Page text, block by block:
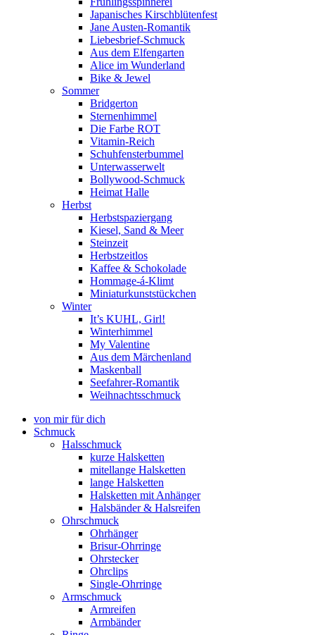
Japanisches Kirschblütenfest
Jane Austen-Romantik
Liebesbrief-Schmuck
Aus dem Elfengarten
Alice im Wunderland
Bike & Jewel
Sommer
Bridgerton
Sternenhimmel
Die Farbe ROT
Vitamin-Reich
Schuhfensterbummel
Unterwasserwelt
Bollywood-Schmuck
Heimat Halle
Herbst
Herbstspaziergang
Kiesel, Sand & Meer
Steinzeit
Herbstzeitlos
Kaffee & Schokolade
Hommage-á-Klimt
Miniaturkunststückchen
Winter
It’s KUHL, Girl!
Winterhimmel
My Valentine
Aus dem Märchenland
Maskenball
Seefahrer-Romantik
Weihnachtsschmuck
von mir für dich
Schmuck
Halsschmuck
kurze Halsketten
mitellange Halsketten
lange Halsketten
Halsketten mit Anhänger
Halsbänder & Halsreifen
Ohrschmuck
Ohrhänger
Brisur-Ohrringe
Ohrstecker
Ohrclips
Single-Ohrringe
Armschmuck
Armreifen
Armbänder